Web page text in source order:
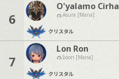
6
O'yalamo Cirha
Asura [Mana]
クリスタル
7
Lon Ron
Ixion [Mana]
クリスタル